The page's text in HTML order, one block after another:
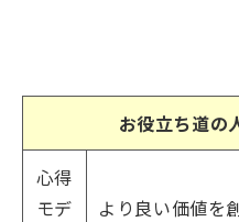
お役立ち道の
心得
モデ
より良い価値を